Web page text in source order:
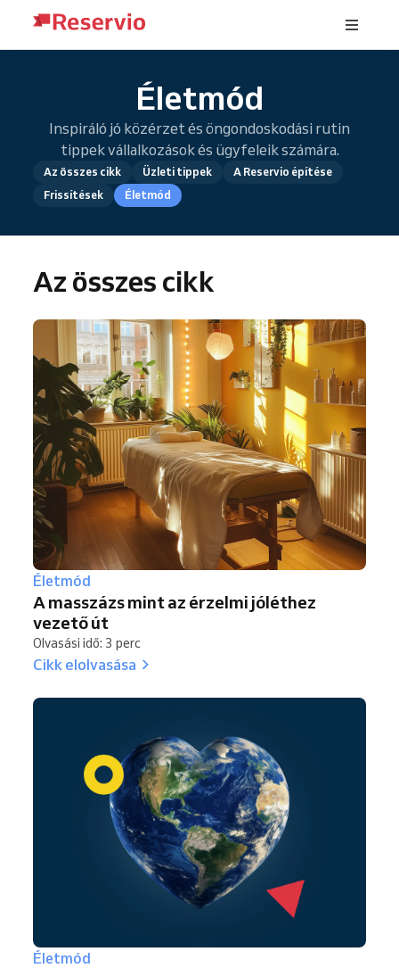
Életmód
Inspiráló jó közérzet és öngondoskodási rutin
tippek vállalkozások és ügyfeleik számára.
Az összes cikk Üzleti tippek
A Reservio építése
Frissítések
Életmód
Az összes cikk
Életmód
A masszázs mint az érzelmi jóléthez
vezető út
Olvasási idő: 3 perc
Cikk elolvasása
Életmód